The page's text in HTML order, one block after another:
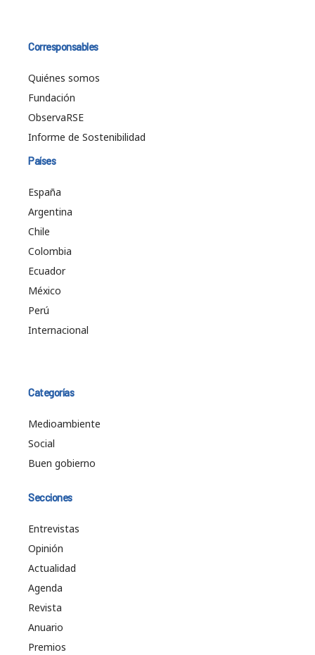
Corresponsables
Quiénes somos
Fundación
ObservaRSE
Informe de Sostenibilidad
Países
España
Argentina
Chile
Colombia
Ecuador
México
Perú
Internacional
Categorías
Medioambiente
Social
Buen gobierno
Secciones
Entrevistas
Opinión
Actualidad
Agenda
Revista
Anuario
Premios